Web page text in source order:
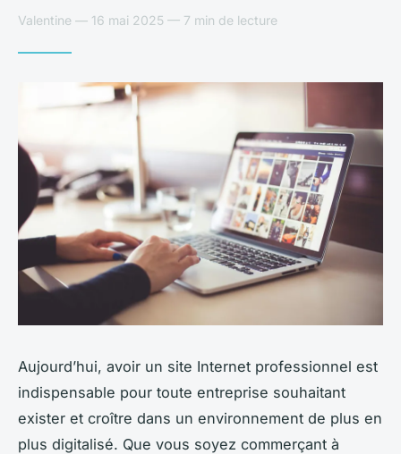
Valentine — 16 mai 2025 — 7 min de lecture
Aujourd’hui, avoir un site Internet professionnel est
indispensable pour toute entreprise souhaitant
exister et croître dans un environnement de plus en
plus digitalisé. Que vous soyez commerçant à